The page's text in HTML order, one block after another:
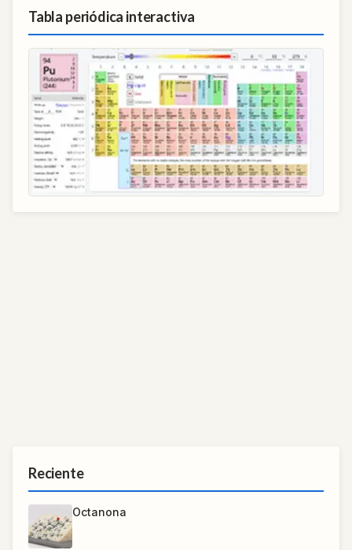
Tabla periódica interactiva
Reciente
Octanona